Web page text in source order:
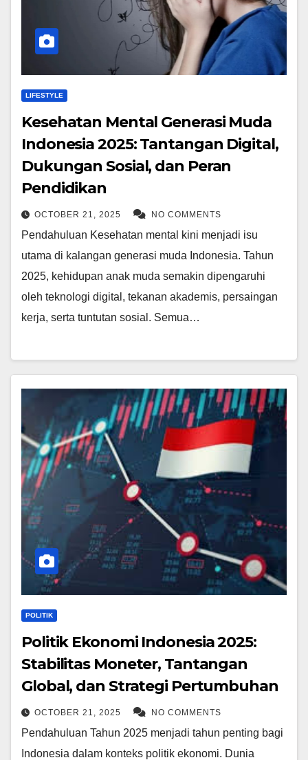
LIFESTYLE
Kesehatan Mental Generasi Muda
Indonesia 2025: Tantangan Digital,
Dukungan Sosial, dan Peran
Pendidikan
OCTOBER 21, 2025 NO COMMENTS
Pendahuluan Kesehatan mental kini menjadi isu
utama di kalangan generasi muda Indonesia. Tahun
2025, kehidupan anak muda semakin dipengaruhi
oleh teknologi digital, tekanan akademis, persaingan
kerja, serta tuntutan sosial. Semua…
POLITIK
Politik Ekonomi Indonesia 2025:
Stabilitas Moneter, Tantangan
Global, dan Strategi Pertumbuhan
OCTOBER 21, 2025 NO COMMENTS
Pendahuluan Tahun 2025 menjadi tahun penting bagi
Indonesia dalam konteks politik ekonomi. Dunia